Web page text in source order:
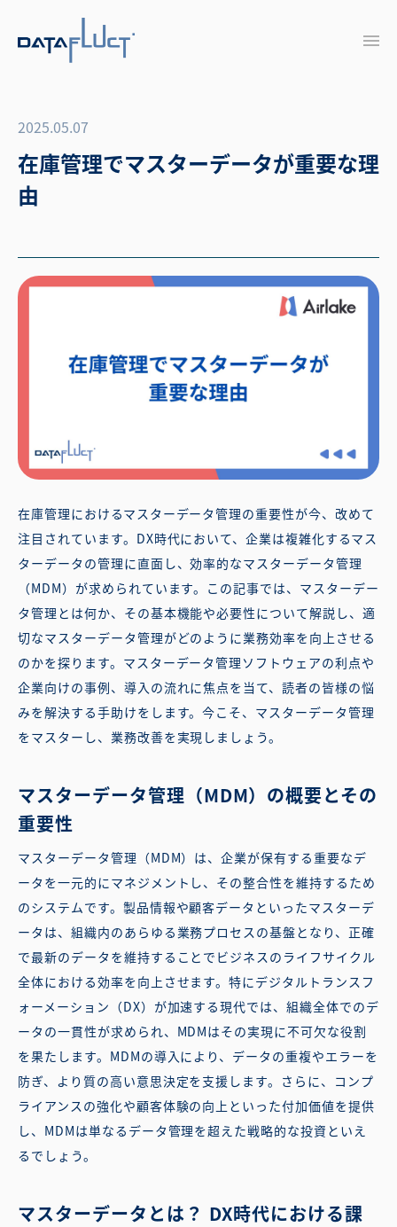
2025.05.07
在庫管理でマスターデータが重要な理
由
在庫管理におけるマスターデータ管理の重要性が今、改めて
注目されています。DX時代において、企業は複雑化するマス
ターデータの管理に直面し、効率的なマスターデータ管理
（MDM）が求められています。この記事では、マスターデー
タ管理とは何か、その基本機能や必要性について解説し、適
切なマスターデータ管理がどのように業務効率を向上させる
のかを探ります。マスターデータ管理ソフトウェアの利点や
企業向けの事例、導入の流れに焦点を当て、読者の皆様の悩
みを解決する手助けをします。今こそ、マスターデータ管理
をマスターし、業務改善を実現しましょう。
マスターデータ管理（MDM）の概要とその
重要性
マスターデータ管理（MDM）は、企業が保有する重要なデ
ータを一元的にマネジメントし、その整合性を維持するため
のシステムです。製品情報や顧客データといったマスターデ
ータは、組織内のあらゆる業務プロセスの基盤となり、正確
で最新のデータを維持することでビジネスのライフサイクル
全体における効率を向上させます。特にデジタルトランスフ
ォーメーション（DX）が加速する現代では、組織全体でのデ
ータの一貫性が求められ、MDMはその実現に不可欠な役割
を果たします。MDMの導入により、データの重複やエラーを
防ぎ、より質の高い意思決定を支援します。さらに、コンプ
ライアンスの強化や顧客体験の向上といった付加価値を提供
し、MDMは単なるデータ管理を超えた戦略的な投資といえ
るでしょう。
マスターデータとは？ DX時代における課